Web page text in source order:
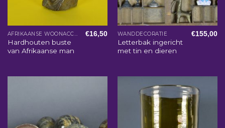
Hardhouten buste
van Afrikaanse man
€16,50 WANDDECORATIE
Letterbak ingericht
met tin en dieren
€155,00